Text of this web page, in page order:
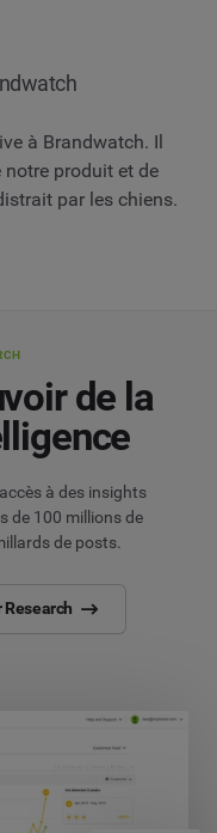
à Brandwatch. Il
produit et de
par les chiens.
de la
à des insights
de 100 millions de
de posts.
Research